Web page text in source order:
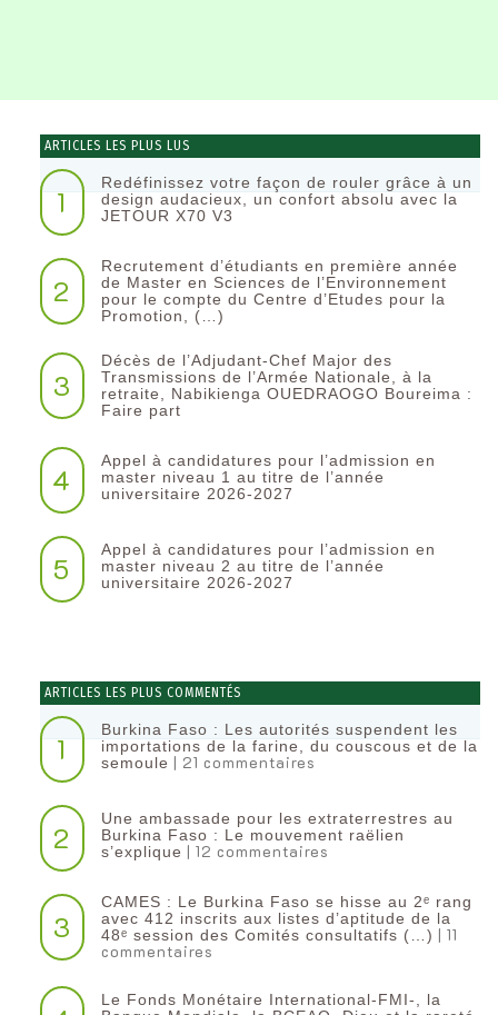
ARTICLES LES PLUS LUS
1
Redéfinissez votre façon de rouler grâce à un
design audacieux, un confort absolu avec la
JETOUR X70 V3
2
Recrutement d’étudiants en première année
de Master en Sciences de l’Environnement
pour le compte du Centre d’Etudes pour la
Promotion, (…)
3
Décès de l’Adjudant-Chef Major des
Transmissions de l’Armée Nationale, à la
retraite, Nabikienga OUEDRAOGO Boureima :
Faire part
4
Appel à candidatures pour l’admission en
master niveau 1 au titre de l’année
universitaire 2026-2027
5
Appel à candidatures pour l’admission en
master niveau 2 au titre de l’année
universitaire 2026-2027
ARTICLES LES PLUS COMMENTÉS
1
Burkina Faso : Les autorités suspendent les
importations de la farine, du couscous et de la
semoule | 21 commentaires
2
Une ambassade pour les extraterrestres au
Burkina Faso : Le mouvement raëlien
s’explique | 12 commentaires
3
CAMES : Le Burkina Faso se hisse au 2ᵉ rang
avec 412 inscrits aux listes d’aptitude de la
48ᵉ session des Comités consultatifs (…) | 11
commentaires
Le Fonds Monétaire International-FMI-, la